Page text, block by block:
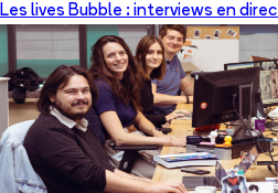
Les lives Bubble : interviews en